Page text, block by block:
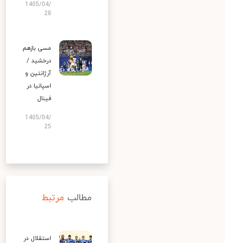
1405/04/
28
مسی بازهم
درخشید /
آرژانتین و
اسپانیا در
فینال
1405/04/
25
مطالب مرتبط
استقلال در